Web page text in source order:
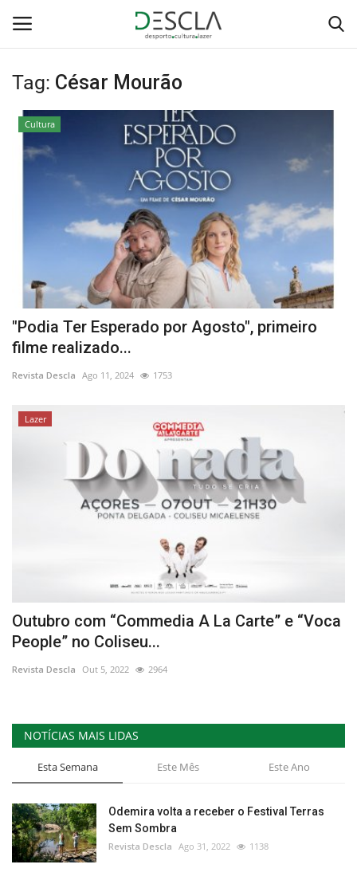
Login Registar
Home
...by Descla
Desporto
Sobre Nós
Educação
Estatuto Editorial
Saúde
Ficha técnica
Tag: César Mourão
Cultura
"Podia Ter Esperado por Agosto", primeiro
filme realizado...
Revista Descla Ago 11, 2024 1753
Lazer
Outubro com “Commedia A La Carte” e “Voca
People” no Coliseu...
Revista Descla Out 5, 2022 2964
NOTÍCIAS MAIS LIDAS
Esta Semana Este Mês Este Ano
Odemira volta a receber o Festival Terras
Sem Sombra
Revista Descla Ago 31, 2022 1138